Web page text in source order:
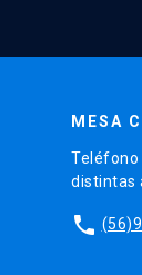
MESA
Teléfono
distintas
phone